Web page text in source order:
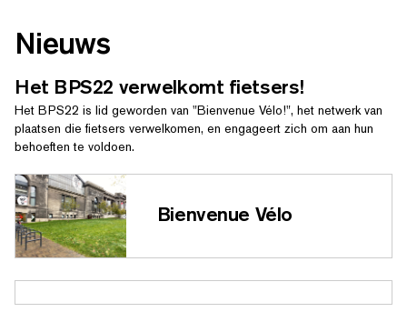
ZOEK OP TREFWOORDEN
Nieuws
Het BPS22 verwelkomt fietsers!
Het BPS22 is lid geworden van "Bienvenue Vélo!", het netwerk van
plaatsen die fietsers verwelkomen, en engageert zich om aan hun
behoeften te voldoen.
Bienvenue Vélo